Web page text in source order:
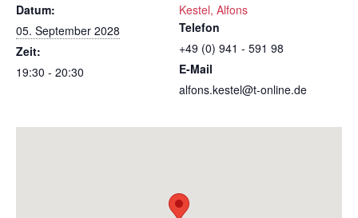
Datum:
05. September 2028
Zeit:
19:30 - 20:30
Kestel, Alfons
Telefon
+49 (0) 941 - 591 98
E-Mail
alfons.kestel@t-online.de